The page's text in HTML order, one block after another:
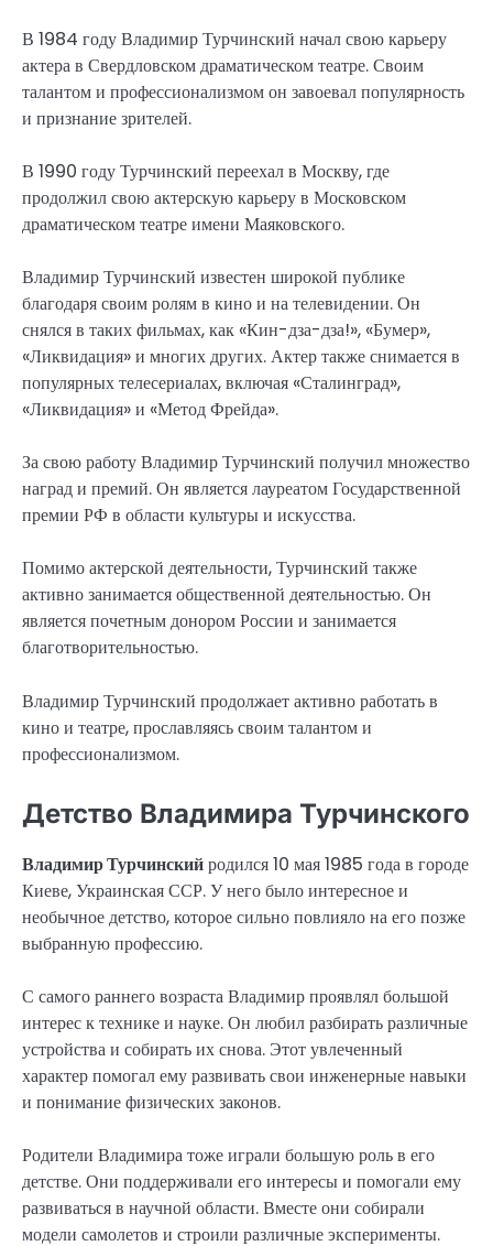
В 1984 году Владимир Турчинский начал свою карьеру
актера в Свердловском драматическом театре. Своим
талантом и профессионализмом он завоевал популярность
и признание зрителей.
В 1990 году Турчинский переехал в Москву, где
продолжил свою актерскую карьеру в Московском
драматическом театре имени Маяковского.
Владимир Турчинский известен широкой публике
благодаря своим ролям в кино и на телевидении. Он
снялся в таких фильмах, как «Кин-дза-дза!», «Бумер»,
«Ликвидация» и многих других. Актер также снимается в
популярных телесериалах, включая «Сталинград»,
«Ликвидация» и «Метод Фрейда».
За свою работу Владимир Турчинский получил множество
наград и премий. Он является лауреатом Государственной
премии РФ в области культуры и искусства.
Помимо актерской деятельности, Турчинский также
активно занимается общественной деятельностью. Он
является почетным донором России и занимается
благотворительностью.
Владимир Турчинский продолжает активно работать в
кино и театре, прославляясь своим талантом и
профессионализмом.
Детство Владимира Турчинского
Владимир Турчинскийродился 10 мая 1985 года в городе
Киеве, Украинская ССР. У него было интересное и
необычное детство, которое сильно повлияло на его позже
выбранную профессию.
С самого раннего возраста Владимир проявлял большой
интерес к технике и науке. Он любил разбирать различные
устройства и собирать их снова. Этот увлеченный
характер помогал ему развивать свои инженерные навыки
и понимание физических законов.
Родители Владимира тоже играли большую роль в его
детстве. Они поддерживали его интересы и помогали ему
развиваться в научной области. Вместе они собирали
модели самолетов и строили различные эксперименты.